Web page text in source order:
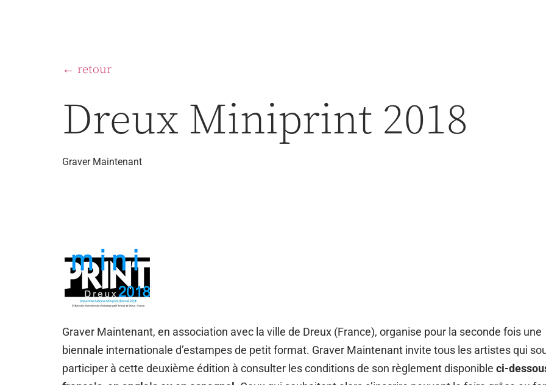
← retour
Dreux Miniprint 2018
Graver Maintenant
Graver Maintenant, en association avec la ville de Dreux (France), organise pour la seconde fois une
biennale internationale d’estampes de petit format. Graver Maintenant invite tous les artistes qui
participer à cette deuxième édition à consulter les conditions de son règlement disponible ci-